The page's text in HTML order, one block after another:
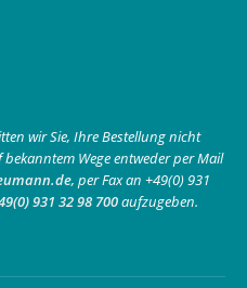
wir Sie, Ihre Bestellung nicht
Wege entweder per Mail
, per Fax an +49(0) 931
931 32 98 700aufzugeben.